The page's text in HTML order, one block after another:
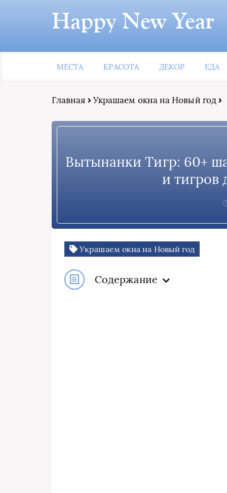
Happy New Year
МЕСТА КРАСОТА ДЕКОР ЕДА
Главная Украшаем окна на Новый год
Вытынанки Тигр: 60+
и тигров
Украшаем окна на Новый год
Содержание